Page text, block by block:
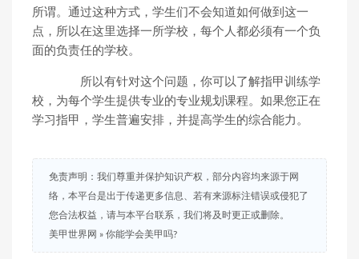
所谓。通过这种方式，学生们不会知道如何做到这一
点，所以在这里选择一所学校，每个人都必须有一个负
面的负责任的学校。
所以有针对这个问题，你可以了解指甲训练学
校，为每个学生提供专业的专业规划课程。如果您正在
学习指甲，学生普遍安排，并提高学生的综合能力。
免责声明：我们尊重并保护知识产权，部分内容均来源于网
络，本平台是出于传递更多信息、若有来源标注错误或侵犯了
您合法权益，请与本平台联系，我们将及时更正或删除。
美甲世界网 » 你能学会美甲吗?